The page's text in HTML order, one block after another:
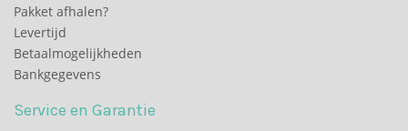
Pakket afhalen?
Levertijd
Betaalmogelijkheden
Bankgegevens
Service en Garantie